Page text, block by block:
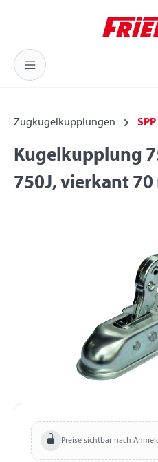
Zum Hauptinhalt springen
Zugkugelkupplungen SPP
Kugelkupplung
750J, vierkant 70
Preise sichtbar nach